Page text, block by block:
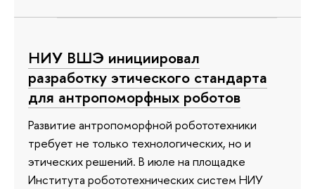
НИУ ВШЭ инициировал
разработку этического стандарта
для антропоморфных роботов
Развитие антропоморфной робототехники
требует не только технологических, но и
этических решений. В июле на площадке
Института робототехнических систем НИУ